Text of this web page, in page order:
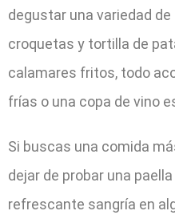
degustar una variedad
croquetas y tortilla de
calamares fritos, todo
frías o una copa de vino
Si buscas una comida
dejar de probar una
refrescante sangría en